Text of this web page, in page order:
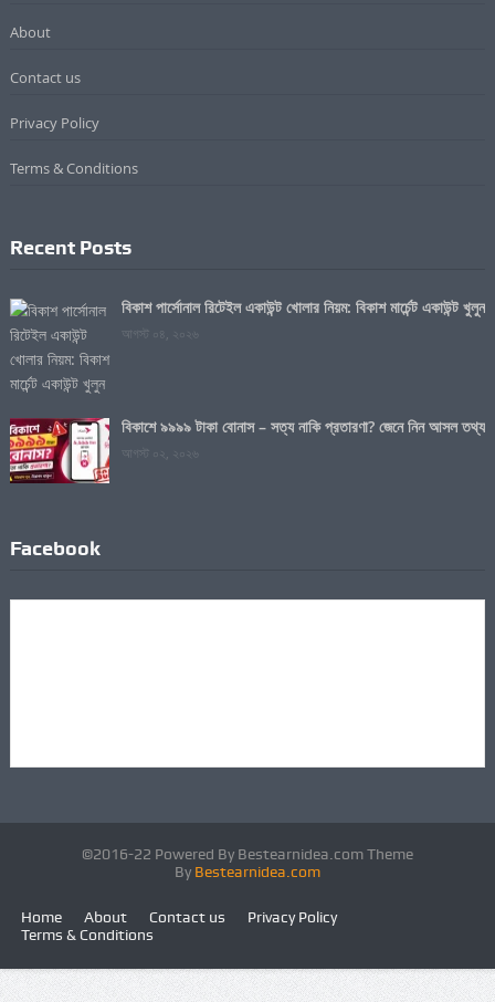
About
Contact us
Privacy Policy
Terms & Conditions
Recent Posts
বিকাশ পার্সোনাল রিটেইল একাউন্ট খোলার নিয়ম: বিকাশ মার্চেন্ট একাউন্ট খুলুন
আগস্ট ০৪, ২০২৬
বিকাশে ৯৯৯৯ টাকা বোনাস – সত্য নাকি প্রতারণা? জেনে নিন আসল তথ্য
আগস্ট ০২, ২০২৬
Facebook
©2016-22 Powered By Bestearnidea.com Theme
By Bestearnidea.com
Home About Contact us
Privacy Policy
Terms & Conditions